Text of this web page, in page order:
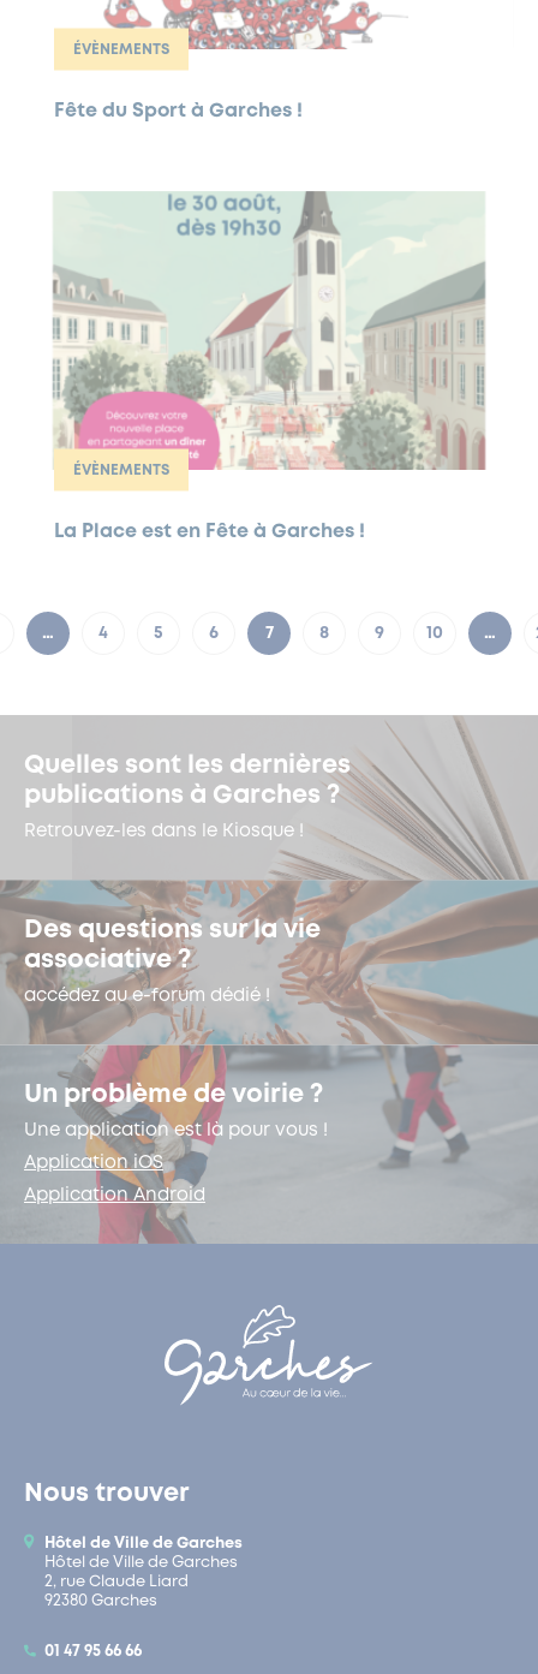
ÉVÈNEMENTS
Fête du Sport à Garches !
ÉVÈNEMENTS
La Place est en Fête à Garches !
… 4 5 6 7 8 9 10 …
Quelles sont les dernières
publications à Garches ?
Retrouvez-les dans le Kiosque !
Des questions sur la vie
associative ?
accédez au e-forum dédié !
Un problème de voirie ?
Une application est là pour vous !
Application iOS
Application Android
Nous trouver
Hôtel de Ville de Garches
Hôtel de Ville de Garches
2, rue Claude Liard
92380 Garches
01 47 95 66 66